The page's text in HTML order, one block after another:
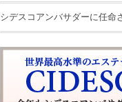
シデスコアンバサダーに任命